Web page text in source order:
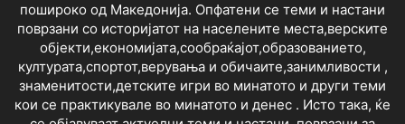
пошироко од Македонија. Опфатени се теми и настани
поврзани со историјатот на населените места,верските
објекти,економијата,сообраќајот,образованието,
културата,спортот,верувања и обичаите,занимливости ,
знаменитости,детските игри во минатото и други теми
кои се практикувале во минатото и денес . Исто така, ќе